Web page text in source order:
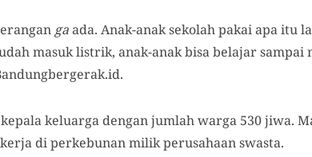
gaada. Anak-anak sekolah pakai apa itu
masuk listrik, anak-anak bisa belajar sampai
keluarga dengan jumlah warga 530 jiwa.
di perkebunan milik perusahaan swasta.